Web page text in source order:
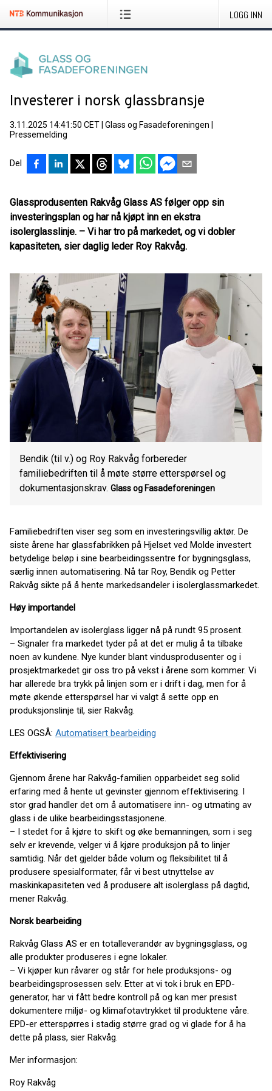
LOGG INN
Investerer i norsk glassbransje
3.11.2025 14:41:50 CET Glass og Fasadeforeningen
Pressemelding
Del
Glassprodusenten Rakvåg Glass AS følger opp sin
investeringsplan og har nå kjøpt inn en ekstra
isolerglasslinje. – Vi har tro på markedet, og vi dobler
kapasiteten, sier daglig leder Roy Rakvåg.
Bendik (til v.) og Roy Rakvåg forbereder
familiebedriften til å møte større etterspørsel og
dokumentasjonskrav. Glass og Fasadeforeningen
Familiebedriften viser seg som en investeringsvillig aktør. De
siste årene har glassfabrikken på Hjelset ved Molde investert
betydelige beløp i sine bearbeidingssentre for bygningsglass,
særlig innen automatisering. Nå tar Roy, Bendik og Petter
Rakvåg sikte på å hente markedsandeler i isolerglassmarkedet.
Høy importandel
Importandelen av isolerglass ligger nå på rundt 95 prosent.
– Signaler fra markedet tyder på at det er mulig å ta tilbake
noen av kundene. Nye kunder blant vindusprodusenter og i
prosjektmarkedet gir oss tro på vekst i årene som kommer. Vi
har allerede bra trykk på linjen som er i drift i dag, men for å
møte økende etterspørsel har vi valgt å sette opp en
produksjonslinje til, sier Rakvåg.
LES OGSÅ: Automatisert bearbeiding
Effektivisering
Gjennom årene har Rakvåg-familien opparbeidet seg solid
erfaring med å hente ut gevinster gjennom effektivisering. I
stor grad handler det om å automatisere inn- og utmating av
glass i de ulike bearbeidingsstasjonene.
– I stedet for å kjøre to skift og øke bemanningen, som i seg
selv er krevende, velger vi å kjøre produksjon på to linjer
samtidig. Når det gjelder både volum og fleksibilitet til å
produsere spesialformater, får vi best utnyttelse av
maskinkapasiteten ved å produsere alt isolerglass på dagtid,
mener Rakvåg.
Norsk bearbeiding
Rakvåg Glass AS er en totalleverandør av bygningsglass, og
alle produkter produseres i egne lokaler.
– Vi kjøper kun råvarer og står for hele produksjons- og
bearbeidingsprosessen selv. Etter at vi tok i bruk en EPD-
generator, har vi fått bedre kontroll på og kan mer presist
dokumentere miljø- og klimafotavtrykket til produktene våre.
EPD-er etterspørres i stadig større grad og vi glade for å ha
dette på plass, sier Rakvåg.
Mer informasjon:
Roy Rakvåg